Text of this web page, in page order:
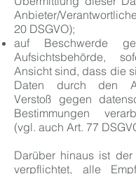
Anbieter/
20 DSGVO);
auf Beschwerde
Aufsichtsbehörde,
Ansicht sind, dass die
Daten durch den
Verstoß gegen
Bestimmungen
(vgl. auch Art. 77
Darüber hinaus ist
verpflichtet, alle